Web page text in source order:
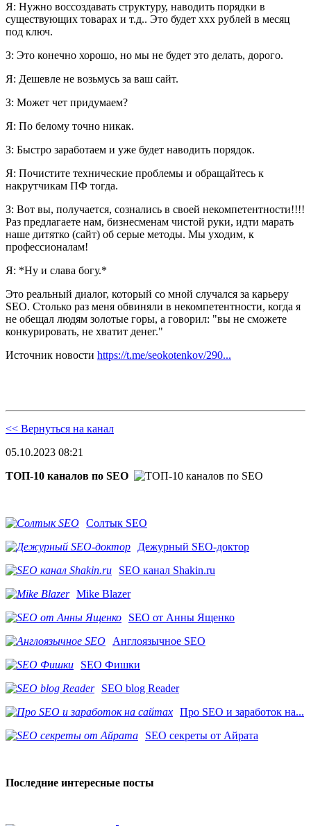
Я: Нужно воссоздавать структуру, наводить порядки в
существующих товарах и т.д.. Это будет xxx рублей в месяц
под ключ.
З: Это конечно хорошо, но мы не будет это делать, дорого.
Я: Дешевле не возьмусь за ваш сайт.
З: Может чет придумаем?
Я: По белому точно никак.
З: Быстро заработаем и уже будет наводить порядок.
Я: Почистите технические проблемы и обращайтесь к
накрутчикам ПФ тогда.
З: Вот вы, получается, сознались в своей некомпетентности!!!!
Раз предлагаете нам, бизнесменам чистой руки, идти марать
наше дитятко (сайт) об серые методы. Мы уходим, к
профессионалам!
Я: *Ну и слава богу.*
Это реальный диалог, который со мной случался за карьеру
SEO. Столько раз меня обвиняли в некомпетентности, когда я
не обещал людям золотые горы, а говорил: "вы не сможете
конкурировать, не хватит денег."
Источник новости https://t.me/seokotenkov/290...
<< Вернуться на канал
05.10.2023 08:21
ТОП-10 каналов по SEO
Солтык SEO
Дежурный SEO-доктор
SEO канал Shakin.ru
Mike Blazer
SEO от Анны Ященко
Англоязычное SEO
SEO Фишки
SEO blog Reader
Про SEO и заработок на...
SEO секреты от Айрата
Последние интересные посты